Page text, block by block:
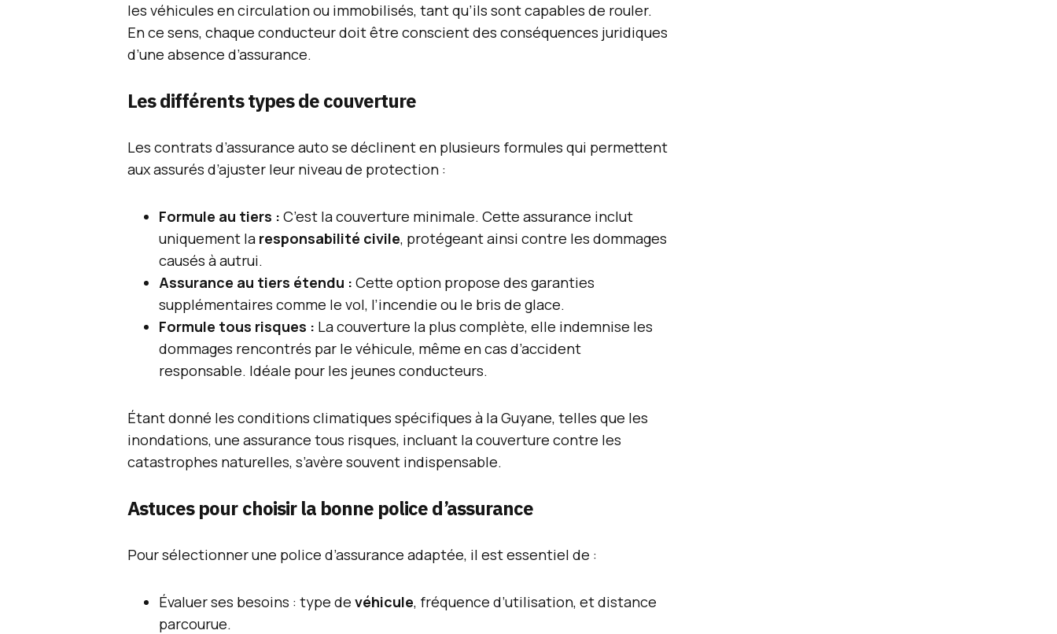
les véhicules en circulation ou immobilisés, tant qu’ils sont capables de rouler.
En ce sens, chaque conducteur doit être conscient des conséquences juridiques
d’une absence d’assurance.
Les différents types de couverture
Les contrats d’assurance auto se déclinent en plusieurs formules qui permettent
aux assurés d’ajuster leur niveau de protection :
Formule au tiers : C’est la couverture minimale. Cette assurance inclut
uniquement la responsabilité civile, protégeant ainsi contre les dommages
causés à autrui.
Assurance au tiers étendu : Cette option propose des garanties
supplémentaires comme le vol, l’incendie ou le bris de glace.
Formule tous risques : La couverture la plus complète, elle indemnise les
dommages rencontrés par le véhicule, même en cas d’accident
responsable. Idéale pour les jeunes conducteurs.
Étant donné les conditions climatiques spécifiques à la Guyane, telles que les
inondations, une assurance tous risques, incluant la couverture contre les
catastrophes naturelles, s’avère souvent indispensable.
Astuces pour choisir la bonne police d’assurance
Pour sélectionner une police d’assurance adaptée, il est essentiel de :
Évaluer ses besoins : type de véhicule, fréquence d’utilisation, et distance
parcourue.